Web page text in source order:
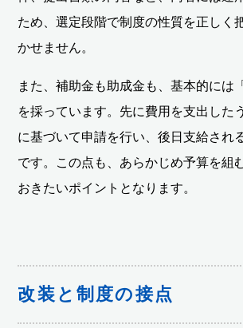
ため、選定段階で制度の性質を正しく
かせません。
また、補助金も助成金も、基本的には
を採っています。先に費用を支出した
に基づいて申請を行い、後日支給され
です。この点も、あらかじめ予算を組
おきたいポイントとなります。
改装と制度の接点